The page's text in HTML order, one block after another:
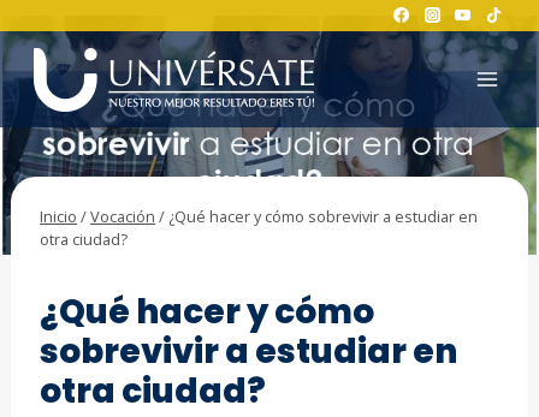
contenido
Inicio /Vocación / ¿Qué hacer y cómo sobrevivir a estudiar en
otra ciudad?
¿Qué hacer y cómo
sobrevivir a estudiar en
otra ciudad?